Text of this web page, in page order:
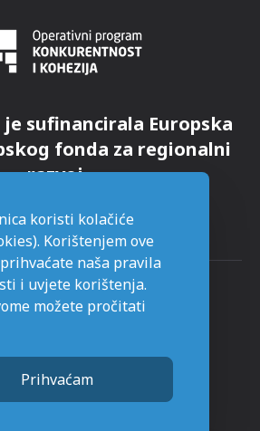
sufinancirala Europska
fonda za regionalni
razvoj.
- sva prava pridržana
sa
koristi kolačiće
Korištenjem ove
naša pravila
i uvjete korištenja.
možete pročitati
Prihvaćam